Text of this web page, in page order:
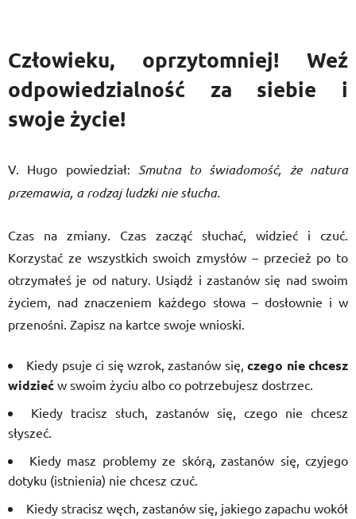
Człowieku, oprzytomniej! Weź
odpowiedzialność za siebie i
swoje życie!
V. Hugo powiedział: Smutna to świadomość, że natura
przemawia, a rodzaj ludzki nie słucha.
Czas na zmiany. Czas zacząć słuchać, widzieć i czuć.
Korzystać ze wszystkich swoich zmysłów – przecież po to
otrzymałeś je od natury. Usiądź i zastanów się nad swoim
życiem, nad znaczeniem każdego słowa – dosłownie i w
przenośni. Zapisz na kartce swoje wnioski.
Kiedy psuje ci się wzrok, zastanów się,czego nie chcesz
widzieć w swoim życiu albo co potrzebujesz dostrzec.
Kiedy tracisz słuch, zastanów się, czego nie chcesz
słyszeć.
Kiedy masz problemy ze skórą, zastanów się, czyjego
dotyku (istnienia) nie chcesz czuć.
Kiedy stracisz węch, zastanów się, jakiego zapachu wokół